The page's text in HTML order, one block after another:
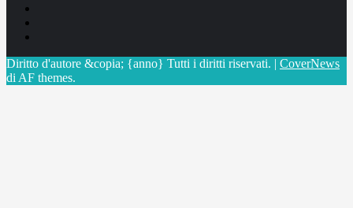
Diritto d'autore &copia; {anno} Tutti i diritti riservati. | CoverNews
di AF themes.